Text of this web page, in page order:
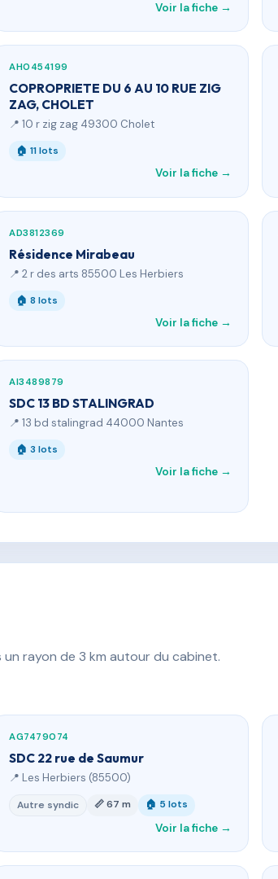
Voir la fiche →
AH0454199
COPROPRIETE DU 6 AU 10 RUE ZIG
ZAG, CHOLET
📍 10 r zig zag 49300 Cholet
🏠 11 lots
Voir la fiche →
AD3812369
Résidence Mirabeau
📍 2 r des arts 85500 Les Herbiers
🏠 8 lots
Voir la fiche →
AI3489879
SDC 13 BD STALINGRAD
📍 13 bd stalingrad 44000 Nantes
🏠 3 lots
Voir la fiche →
rayon de 3 km autour du cabinet.
AG7479074
SDC 22 rue de Saumur
📍 Les Herbiers (85500)
Autre syndic 📏 67 m 🏠 5 lots
Voir la fiche →